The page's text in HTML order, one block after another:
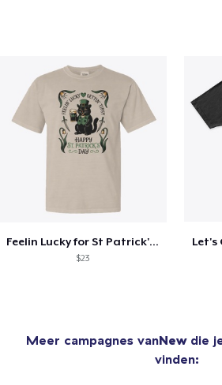
Feelin Lucky for St Patrick's Day
$23
Let's
Meer campagnes vanNewdie
vinden: